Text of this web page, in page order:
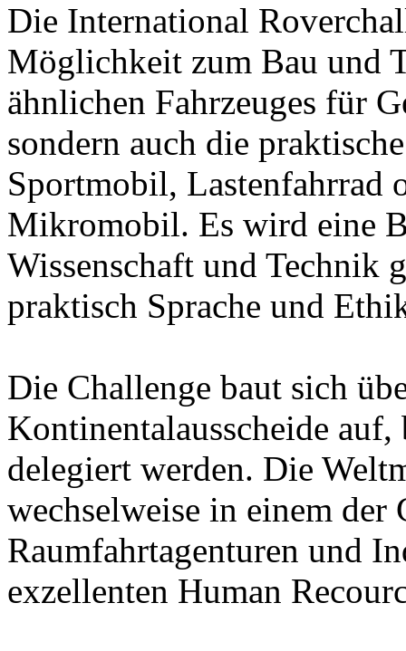
Die International
Möglichkeit zum Bau und
ähnlichen Fahrzeuges für
sondern auch die
Sportmobil, Lastenfahrrad
Mikromobil. Es wird eine
Wissenschaft und Technik
praktisch Sprache und
Die Challenge baut sich
Kontinentalausscheide auf,
delegiert werden. Die
wechselweise in einem der
Raumfahrtagenturen und
exzellenten Human